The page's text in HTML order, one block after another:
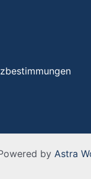
by Astra